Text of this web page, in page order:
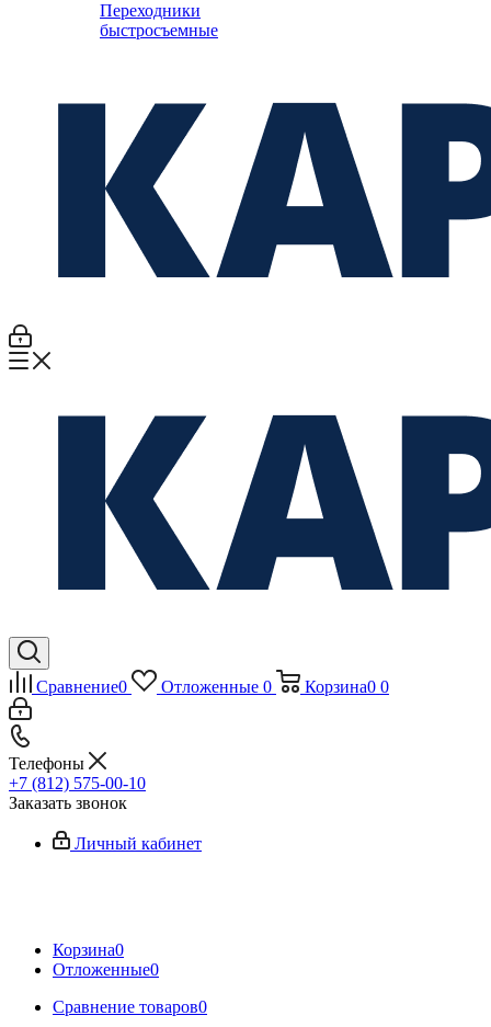
Переходники
быстросъемные
Сравнение0 Отложенные 0 Корзина0 0
Телефоны
+7 (812) 575-00-10
Заказать звонок
Личный кабинет
Корзина0
Отложенные0
Сравнение товаров0